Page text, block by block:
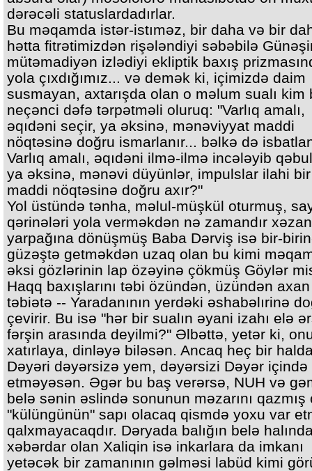
dərəcəli statuslardadırlar.
Bu məqamda istər-istıməz, bir daha və bir
hətta fitrətimizdən rişələndiyi səbəbilə
mütəmadiyən izlədiyi ekliptik baxış
yola çıxdığımız... və demək ki, içimizdə daim
susmayan, axtarışda olan o məlum sualı kim
neçənci dəfə tərpətməli oluruq: "Varlıq amalı,
əqıdəni seçir, ya əksinə, mənəviyyat maddi
nöqtəsinə doğru ismarlanır... bəlkə də
Varlıq amalı, əqıdəni ilmə-ilmə incələyib
ya əksinə, mənəvi düyünlər, impulslar ilahi
maddi nöqtəsinə doğru axır?"
Yol üstündə tənha, məlul-müşkül oturmuş,
qərinələri yola verməkdən nə zamandır xəzan
yarpağına dönüşmüş Baba Dərviş isə bir-
güzəştə getməkdən uzaq olan bu kimi
əksi gözlərinin lap özəyinə çökmüş Göylər
Haqq baxışlarını təbi özündən, üzündən axan
təbiətə -- Yaradanının yerdəki əshabəlırinə
çevirir. Bu isə "hər bir sualın əyani izahı elə
fərşin arasında deyilmi?" Əlbəttə, yetər ki,
xatırlaya, dinləyə biləsən. Ancaq heç bir
Dəyəri dəyərsizə yem, dəyərsizi Dəyər içində
etməyəsən. Əgər bu baş verərsə, NUH və
belə sənin əslində sonunun məzarını qazmış
"külüngünün" sapı olacaq qismdə yoxu var
qalxmayacaqdır. Dəryada balığın belə
xəbərdar olan Xaliqin isə inkarlara da imkanı
yetəcək bir zamanının gəlməsi labüd kimi